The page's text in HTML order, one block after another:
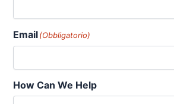
Email(Obbligatorio)
How Can We Help